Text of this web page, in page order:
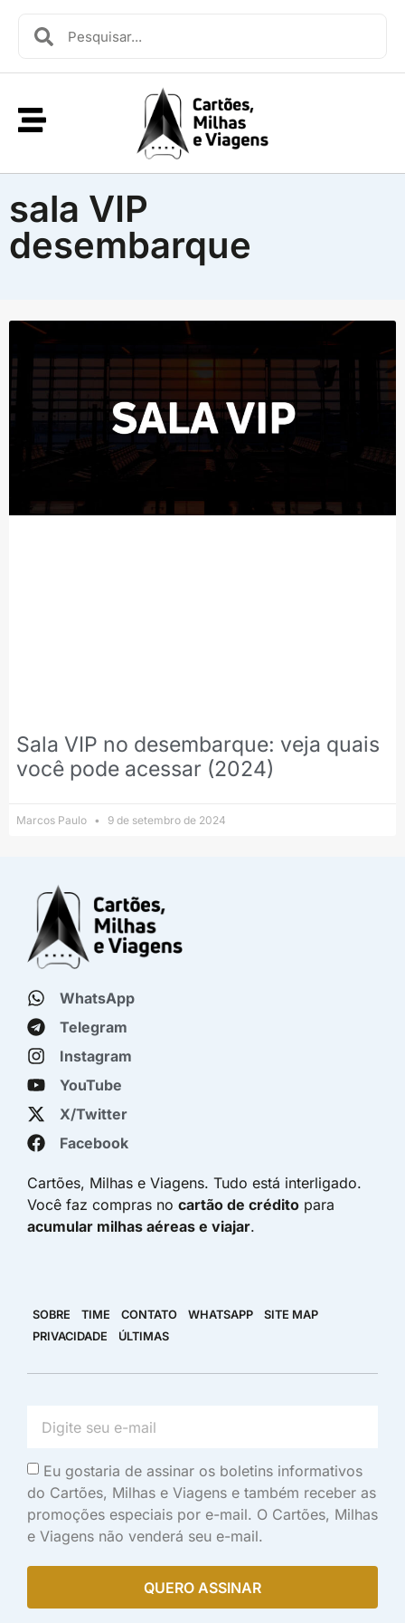
sala VIP
desembarque
Sala VIP no desembarque: veja quais
você pode acessar (2024)
Marcos Paulo 9 de setembro de 2024
WhatsApp
Telegram
Instagram
YouTube
X/Twitter
Facebook
Cartões, Milhas e Viagens. Tudo está interligado.
Você faz compras no cartão de crédito para
acumular milhas aéreas e viajar.
SOBRE TIME CONTATO WHATSAPP
SITE MAP
PRIVACIDADE
ÚLTIMAS
Eu gostaria de assinar os boletins informativos
do Cartões, Milhas e Viagens e também receber as
promoções especiais por e-mail. O Cartões, Milhas
e Viagens não venderá seu e-mail.
QUERO ASSINAR